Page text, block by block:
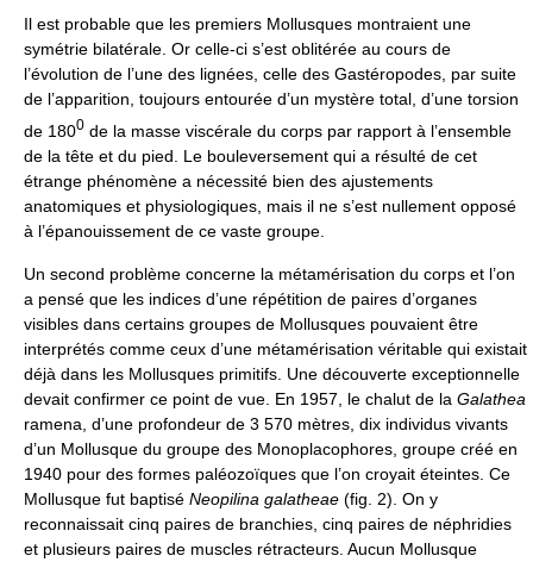
Il est probable que les premiers Mollusques montraient une
symétrie bilatérale. Or celle-ci s’est oblitérée au cours de
l’évolution de l’une des lignées, celle des Gastéropodes, par suite
de l’apparition, toujours entourée d’un mystère total, d’une torsion
de 1800 de la masse viscérale du corps par rapport à l’ensemble
de la tête et du pied. Le bouleversement qui a résulté de cet
étrange phénomène a nécessité bien des ajustements
anatomiques et physiologiques, mais il ne s’est nullement opposé
à l’épanouissement de ce vaste groupe.
Un second problème concerne la métamérisation du corps et l’on
a pensé que les indices d’une répétition de paires d’organes
visibles dans certains groupes de Mollusques pouvaient être
interprétés comme ceux d’une métamérisation véritable qui existait
déjà dans les Mollusques primitifs. Une découverte exceptionnelle
devait confirmer ce point de vue. En 1957, le chalut de la Galathea
ramena, d’une profondeur de 3 570 mètres, dix individus vivants
d’un Mollusque du groupe des Monoplacophores, groupe créé en
1940 pour des formes paléozoïques que l’on croyait éteintes. Ce
Mollusque fut baptisé Neopilina galatheae (fig. 2). On y
reconnaissait cinq paires de branchies, cinq paires de néphridies
et plusieurs paires de muscles rétracteurs. Aucun Mollusque